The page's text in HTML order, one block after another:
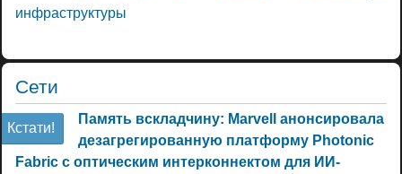
инфраструктуры
Сети
Кстати!
Память вскладчину: Marvell анонсировала
дезагрегированную платформу Photonic
Fabric с оптическим интерконнектом для ИИ-